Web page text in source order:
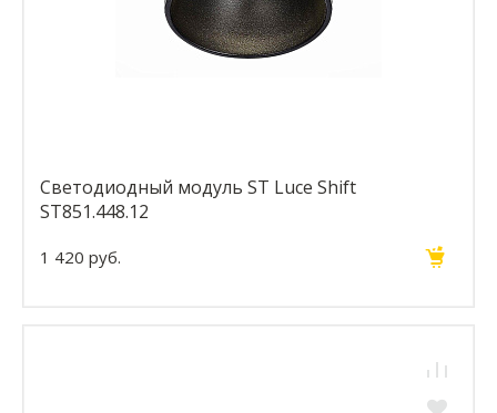
Светодиодный модуль ST Luce Shift
ST851.448.12
1 420 руб.